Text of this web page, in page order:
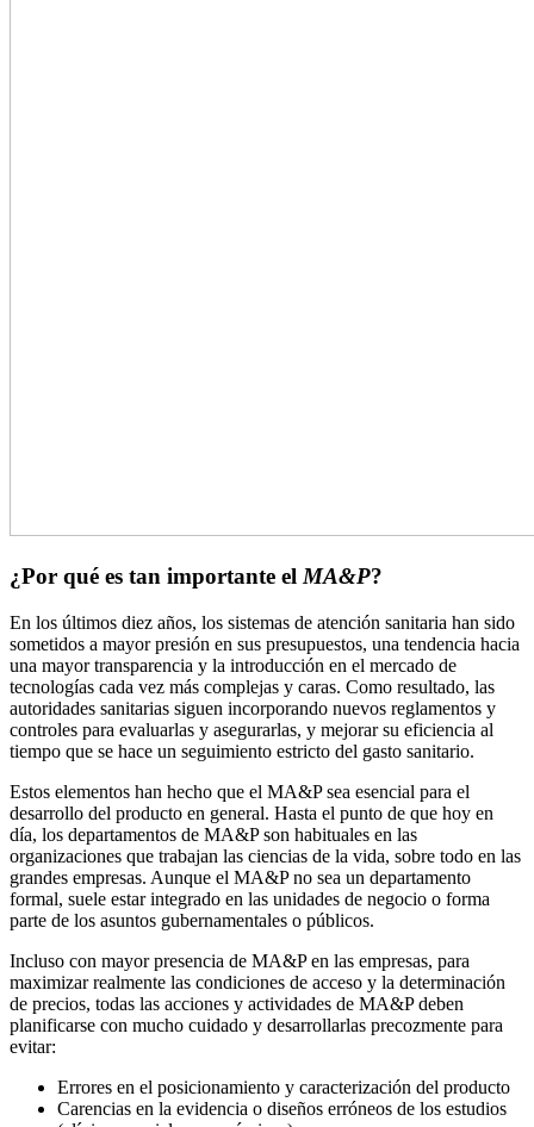
¿Por qué es tan importante el MA&P?
En los últimos diez años, los sistemas de atención sanitaria han sido
sometidos a mayor presión en sus presupuestos, una tendencia hacia
una mayor transparencia y la introducción en el mercado de
tecnologías cada vez más complejas y caras. Como resultado, las
autoridades sanitarias siguen incorporando nuevos reglamentos y
controles para evaluarlas y asegurarlas, y mejorar su eficiencia al
tiempo que se hace un seguimiento estricto del gasto sanitario.
Estos elementos han hecho que el MA&P sea esencial para el
desarrollo del producto en general. Hasta el punto de que hoy en
día, los departamentos de MA&P son habituales en las
organizaciones que trabajan las ciencias de la vida, sobre todo en las
grandes empresas. Aunque el MA&P no sea un departamento
formal, suele estar integrado en las unidades de negocio o forma
parte de los asuntos gubernamentales o públicos.
Incluso con mayor presencia de MA&P en las empresas, para
maximizar realmente las condiciones de acceso y la determinación
de precios, todas las acciones y actividades de MA&P deben
planificarse con mucho cuidado y desarrollarlas precozmente para
evitar:
Errores en el posicionamiento y caracterización del producto
Carencias en la evidencia o diseños erróneos de los estudios